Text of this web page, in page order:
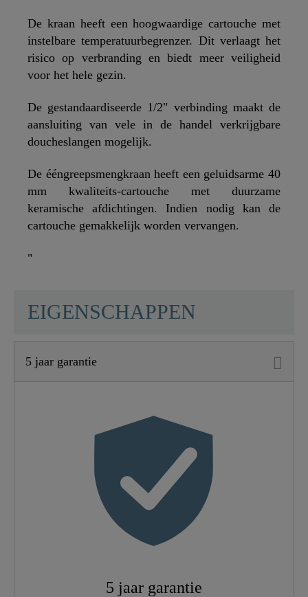
De kraan heeft een hoogwaardige cartouche met
instelbare temperatuurbegrenzer. Dit verlaagt het
risico op verbranding en biedt meer veiligheid
voor het hele gezin.
De gestandaardiseerde 1/2" verbinding maakt de
aansluiting van vele in de handel verkrijgbare
doucheslangen mogelijk.
De ééngreepsmengkraan heeft een geluidsarme 40
mm kwaliteits-cartouche met duurzame
keramische afdichtingen. Indien nodig kan de
cartouche gemakkelijk worden vervangen.
"
Materiaal UBA Messing
Chroom
0,9 Kg
18,5 Cm
11,5 Cm
EIGENSCHAPPEN
5 jaar garantie
5 jaar garantie